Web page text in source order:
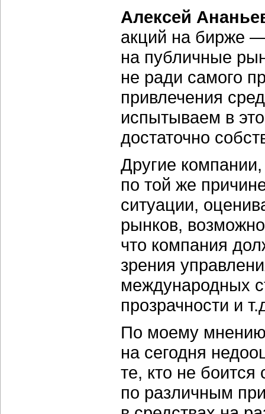
Алексей
акций на бирже
на публичные
не ради самого
привлечения
испытываем в
достаточно
Другие компании,
по той же
ситуации,
рынков,
что компания
зрения
международных
прозрачности и
По моему
на сегодня
те, кто не
по различным